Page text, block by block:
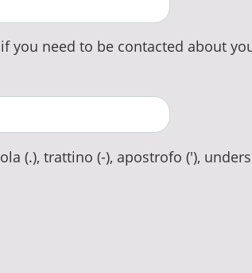
you need to be contacted about
(.), trattino (-), apostrofo ('),